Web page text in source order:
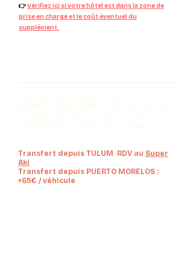
👉Vérifiez ici si votre hôtel est dans la zone de
prise en charge et le coût éventuel du
supplément.
Transfert depuis TULUM RDV au Super
Aki
Transfert depuis PUERTO MORELOS :
+65€ / véhicule